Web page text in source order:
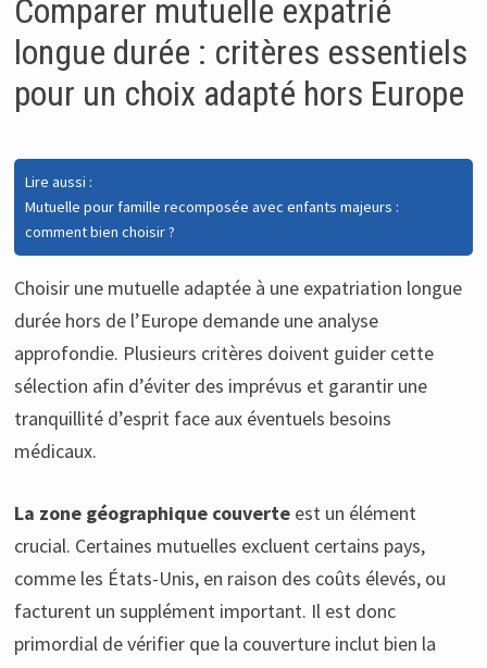
Comparer mutuelle expatrié
longue durée : critères essentiels
pour un choix adapté hors Europe
Lire aussi :
Mutuelle pour famille recomposée avec enfants majeurs :
comment bien choisir ?
Choisir une mutuelle adaptée à une expatriation longue
durée hors de l’Europe demande une analyse
approfondie. Plusieurs critères doivent guider cette
sélection afin d’éviter des imprévus et garantir une
tranquillité d’esprit face aux éventuels besoins
médicaux.
La zone géographique couverteest un élément
crucial. Certaines mutuelles excluent certains pays,
comme les États-Unis, en raison des coûts élevés, ou
facturent un supplément important. Il est donc
primordial de vérifier que la couverture inclut bien la